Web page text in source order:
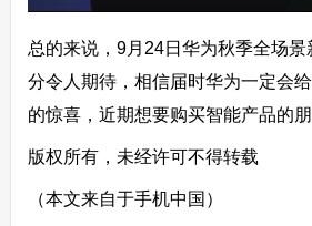
总的来说，9月24日华为秋季全场
分令人期待，相信届时华为一定会
的惊喜，近期想要购买智能产品的
版权所有，未经许可不得转载
（本文来自于手机中国）